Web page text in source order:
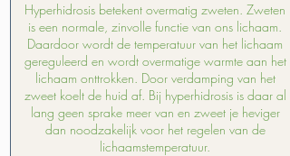
Hyperhidrosis betekent overmatig zweten. Zweten
is een normale, zinvolle functie van ons lichaam.
Daardoor wordt de temperatuur van het lichaam
gereguleerd en wordt overmatige warmte aan het
lichaam onttrokken. Door verdamping van het
zweet koelt de huid af. Bij hyperhidrosis is daar al
lang geen sprake meer van en zweet je heviger
dan noodzakelijk voor het regelen van de
lichaamstemperatuur.